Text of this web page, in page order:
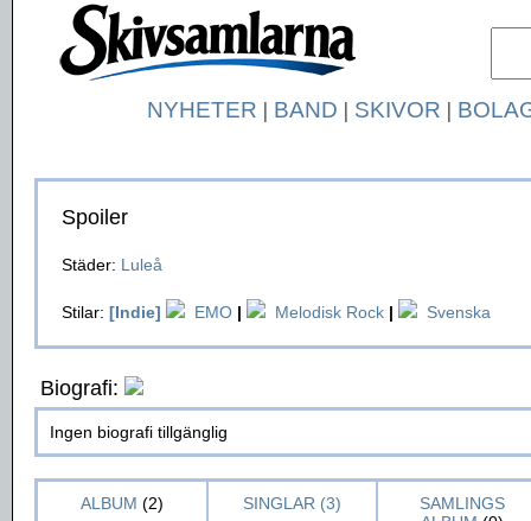
NYHETER | BAND | SKIVOR |
Spoiler
Städer: Luleå
Stilar: [Indie] EMO | Melodisk Rock | Svenska
Biografi:
Ingen biografi tillgänglig
ALBUM (2) SINGLAR (3)
SAMLINGS